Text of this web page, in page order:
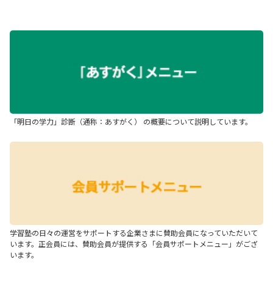
「明日の学力」診断（通称：あすがく） の概要について説明しています。
学習塾の日々の運営をサポートする企業さまに賛助会員になっていただいて
います。正会員には、賛助会員が提供する「会員サポートメニュー」がござ
います。